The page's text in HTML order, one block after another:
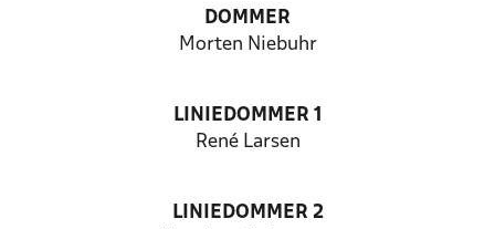
DOMMER
Morten Niebuhr
LINIEDOMMER 1
René Larsen
LINIEDOMMER 2